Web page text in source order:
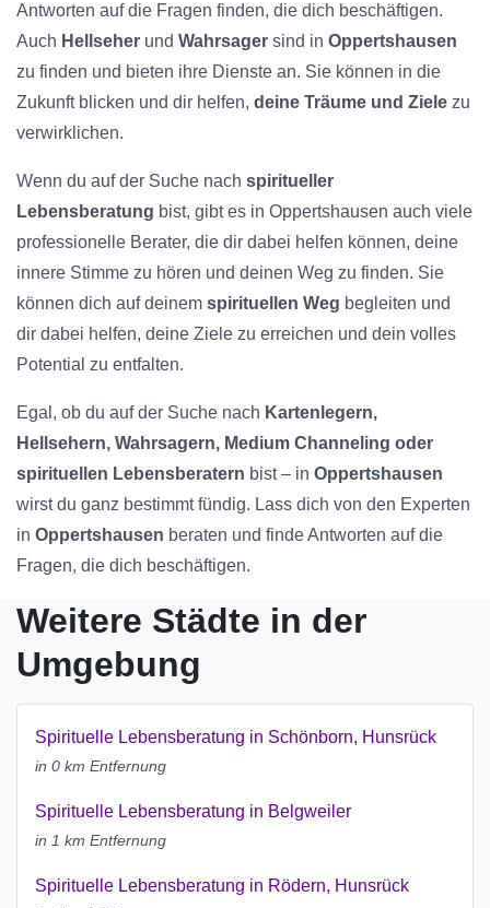
Antworten auf die Fragen finden, die dich beschäftigen.
Auch Hellseher und Wahrsager sind in Oppertshausen
zu finden und bieten ihre Dienste an. Sie können in die
Zukunft blicken und dir helfen, deine Träume und Ziele zu
verwirklichen.
Wenn du auf der Suche nach spiritueller
Lebensberatung bist, gibt es in Oppertshausen auch viele
professionelle Berater, die dir dabei helfen können, deine
innere Stimme zu hören und deinen Weg zu finden. Sie
können dich auf deinem spirituellen Weg begleiten und
dir dabei helfen, deine Ziele zu erreichen und dein volles
Potential zu entfalten.
Egal, ob du auf der Suche nach Kartenlegern,
Hellsehern, Wahrsagern, Medium Channeling oder
spirituellen Lebensberatern bist – in Oppertshausen
wirst du ganz bestimmt fündig. Lass dich von den Experten
in Oppertshausen beraten und finde Antworten auf die
Fragen, die dich beschäftigen.
Weitere Städte in der
Umgebung
Spirituelle Lebensberatung in Schönborn, Hunsrück
in 0 km Entfernung
Spirituelle Lebensberatung in Belgweiler
in 1 km Entfernung
Spirituelle Lebensberatung in Rödern, Hunsrück